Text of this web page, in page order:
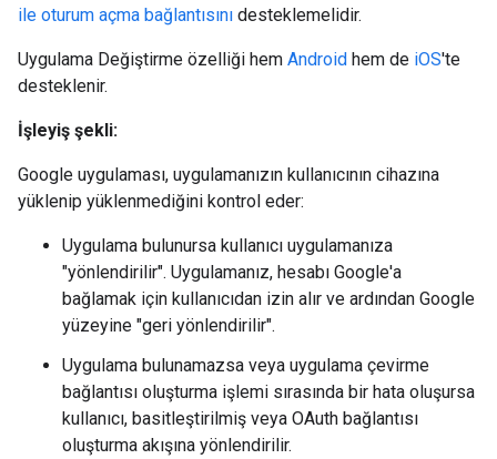
ile oturum açma bağlantısını desteklemelidir.
Uygulama Değiştirme özelliği hem Android hem de iOS'te
desteklenir.
İşleyiş şekli:
Google uygulaması, uygulamanızın kullanıcının cihazına
yüklenip yüklenmediğini kontrol eder:
Uygulama bulunursa kullanıcı uygulamanıza
"yönlendirilir". Uygulamanız, hesabı Google'a
bağlamak için kullanıcıdan izin alır ve ardından Google
yüzeyine "geri yönlendirilir".
Uygulama bulunamazsa veya uygulama çevirme
bağlantısı oluşturma işlemi sırasında bir hata oluşursa
kullanıcı, basitleştirilmiş veya OAuth bağlantısı
oluşturma akışına yönlendirilir.